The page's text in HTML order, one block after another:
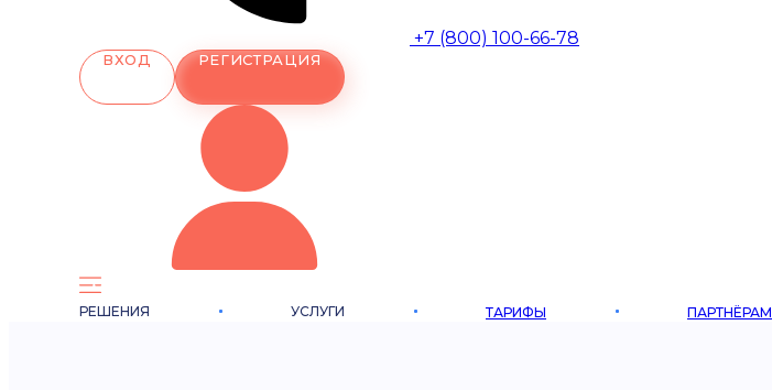
+7 (800) 100-66-78
ВХОД РЕГИСТРАЦИЯ
РЕШЕНИЯ УСЛУГИ ТАРИФЫ ПАРТНЁРАМ